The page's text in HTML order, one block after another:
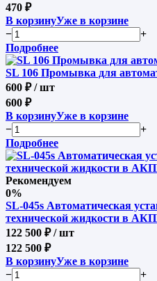
470 ₽
В корзинуУже в корзине
−
+
Подробнее
SL 106 Промывка для
600 ₽/ шт
600 ₽
В корзинуУже в корзине
−
+
Подробнее
Рекомендуем
0%
SL-045s Автоматическая
технической жидкости в
122 500 ₽/ шт
122 500 ₽
В корзинуУже в корзине
−
+